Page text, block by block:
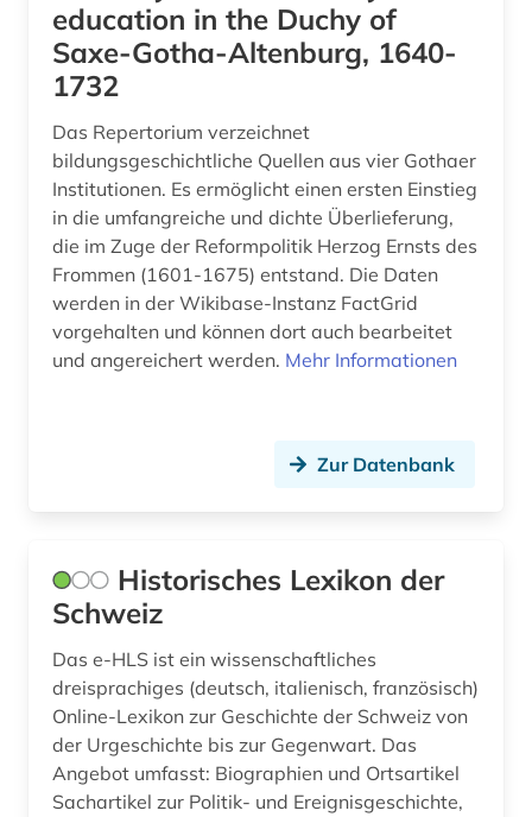
bohuslän (1)
bollnäs (1)
borgholm (1)
bornholm (2)
bosnien-herzegowina (1)
botanik (1)
brabrand (1)
brauch (1)
braunschweig (1)
breda (1)
bremen (2)
education in the Duchy of
Saxe-Gotha-Altenburg, 1640-
1732
Das Repertorium verzeichnet
bildungsgeschichtliche Quellen aus vier Gothaer
Institutionen. Es ermöglicht einen ersten Einstieg
in die umfangreiche und dichte Überlieferung,
die im Zuge der Reformpolitik Herzog Ernsts des
Frommen (1601-1675) entstand. Die Daten
werden in der Wikibase-Instanz FactGrid
vorgehalten und können dort auch bearbeitet
und angereichert werden. Mehr Informationen
Zur Datenbank
Historisches Lexikon der
Schweiz
Das e-HLS ist ein wissenschaftliches
dreisprachiges (deutsch, italienisch, französisch)
Online-Lexikon zur Geschichte der Schweiz von
der Urgeschichte bis zur Gegenwart. Das
Angebot umfasst: Biographien und Ortsartikel
Sachartikel zur Politik- und Ereignisgeschichte,